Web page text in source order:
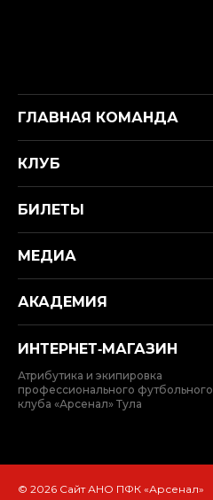
ГЛАВНАЯ КОМАНДА
КЛУБ
БИЛЕТЫ
МЕДИА
АКАДЕМИЯ
ИНТЕРНЕТ‑МАГАЗИН
Атрибутика и экипировка
профессионального футбольного
клуба «Арсенал» Тула
© 2026 Сайт АНО ПФК «Арсенал»